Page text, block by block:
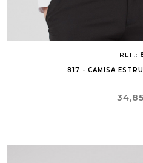
REF.:
817 - CAMISA
Precio